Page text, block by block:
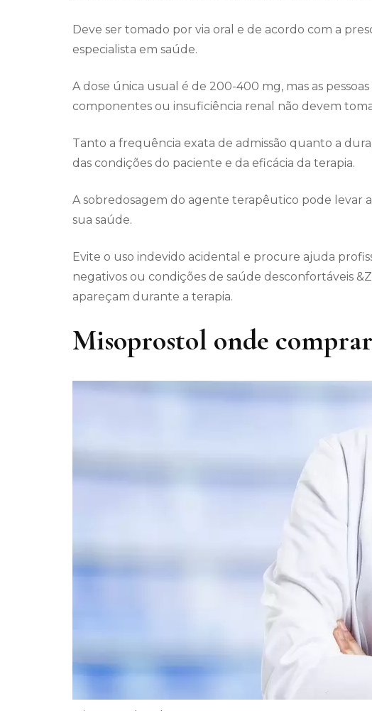
Deve ser tomado por via oral e de acordo com a
especialista em saúde.
A dose única usual é de 200-400 mg, mas as
componentes ou insuficiência renal não devem
Tanto a frequência exata de admissão quanto a
das condições do paciente e da eficácia da terapia.
A sobredosagem do agente terapêutico pode levar
sua saúde.
Evite o uso indevido acidental e procure ajuda
negativos ou condições de saúde desconfortáveis
apareçam durante a terapia.
Misoprostol onde